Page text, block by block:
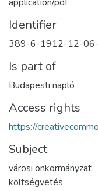
Identifier
389-6-1912-12-06-
Is part of
Budapesti napló
Access rights
https://
Subject
városi önkormányzat
költségvetés